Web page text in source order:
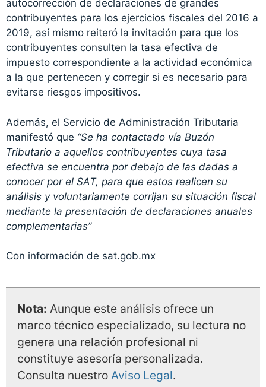
autocorrección de declaraciones de grandes
contribuyentes para los ejercicios fiscales del 2016 a
2019, así mismo reiteró la invitación para que los
contribuyentes consulten la tasa efectiva de
impuesto correspondiente a la actividad económica
a la que pertenecen y corregir si es necesario para
evitarse riesgos impositivos.
Además, el Servicio de Administración Tributaria
manifestó que “Se ha contactado vía Buzón
Tributario a aquellos contribuyentes cuya tasa
efectiva se encuentra por debajo de las dadas a
conocer por el SAT, para que estos realicen su
análisis y voluntariamente corrijan su situación fiscal
mediante la presentación de declaraciones anuales
complementarias”
Con información de sat.gob.mx
Nota: Aunque este análisis ofrece un
marco técnico especializado, su lectura no
genera una relación profesional ni
constituye asesoría personalizada.
Consulta nuestroAviso Legal.